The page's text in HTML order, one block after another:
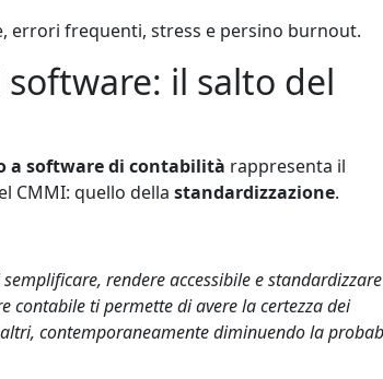
errori frequenti, stress e persino burnout.
il salto del
a software di contabilità rappresenta il
CMMI: quello della standardizzazione.
rendere accessibile e
ti permette di avere la certezza dei
contemporaneamente diminuendo la